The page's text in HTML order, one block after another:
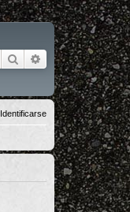
Buscar Búsqueda
Identificarse